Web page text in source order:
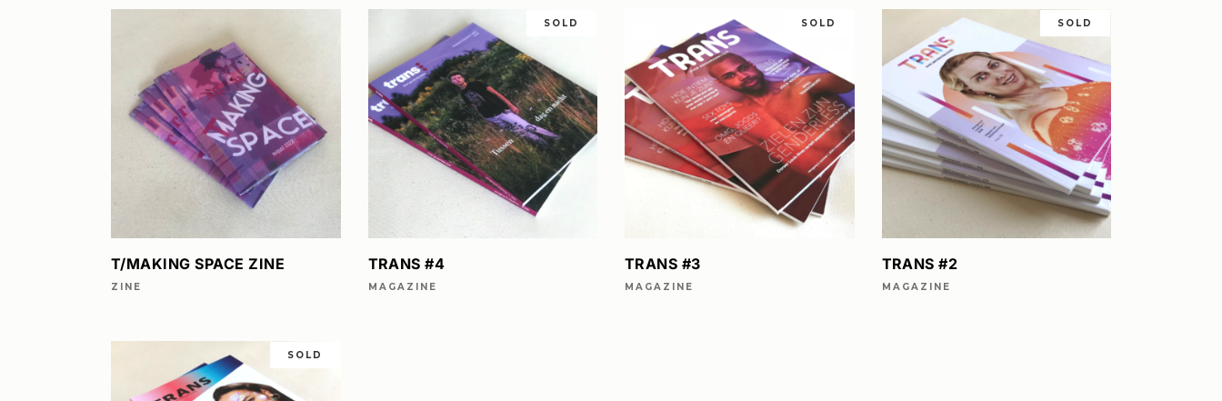
de
LEES VERDER
T/MAKING SPACE ZINE
ZINE
SOLD
LEES VERDER
TRANS #4
MAGAZINE
SOLD
LEES VERDER
TRANS #3
MAGAZINE
SOLD
LEES VERDER
TRANS #2
MAGAZINE
SOLD